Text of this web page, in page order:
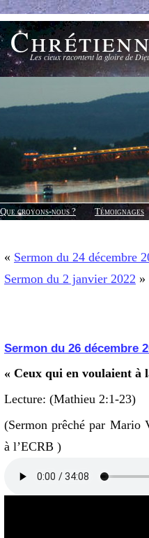
Les cieux racontent la gloire de
Que croyons-nous ?
Témoignages
« Sermon du 24 décembre
Sermon du 2 janvier 2022 »
Sermon du 26 décembre
« Ceux qui en voulaient à
Lecture: (Mathieu 2:1-23)
(Sermon prêché par Mario
à l’ECRB )